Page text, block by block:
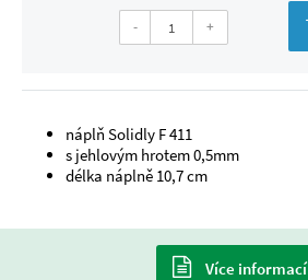
- +
náplň Solidly F 411
s jehlovým hrotem 0,5mm
délka náplně 10,7 cm
Více informací